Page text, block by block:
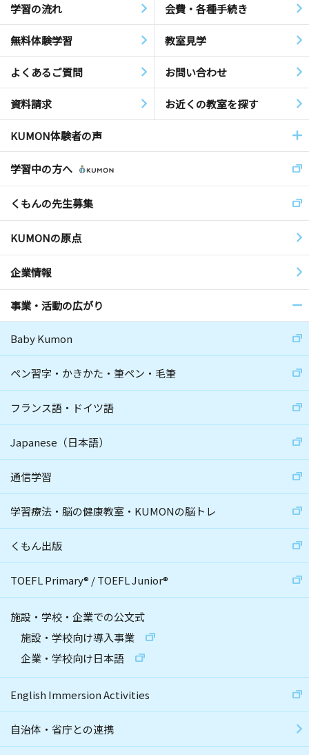
学習の流れ 会費・各種手続き
無料体験学習 教室見学
よくあるご質問 お問い合わせ
資料請求 お近くの教室を探す
KUMON体験者の声
学習中の方へ
くもんの先生募集
KUMONの原点
企業情報
事業・活動の広がり
Baby Kumon
ペン習字・かきかた・筆ペン・毛筆
フランス語・ドイツ語
Japanese（日本語）
通信学習
学習療法・脳の健康教室・KUMONの脳トレ
くもん出版
TOEFL Primary® /TOEFL Junior®
施設・学校・企業での公文式
施設・学校向け導入事業
企業・学校向け日本語
English Immersion Activities
自治体・省庁との連携